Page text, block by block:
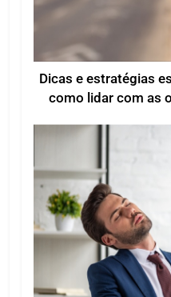
Dicas e estratégias
como lidar com as